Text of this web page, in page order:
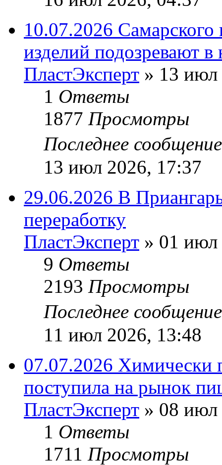
10.07.2026 Самарского
изделий подозревают в
ПластЭксперт » 13 июл
1 Ответы
1877 Просмотры
Последнее
13 июл 2026, 17:37
29.06.2026 В
переработку
ПластЭксперт » 01 июл
9 Ответы
2193 Просмотры
Последнее
11 июл 2026, 13:48
07.07.2026 Химически
поступила на рынок
ПластЭксперт » 08 июл
1 Ответы
1711 Просмотры